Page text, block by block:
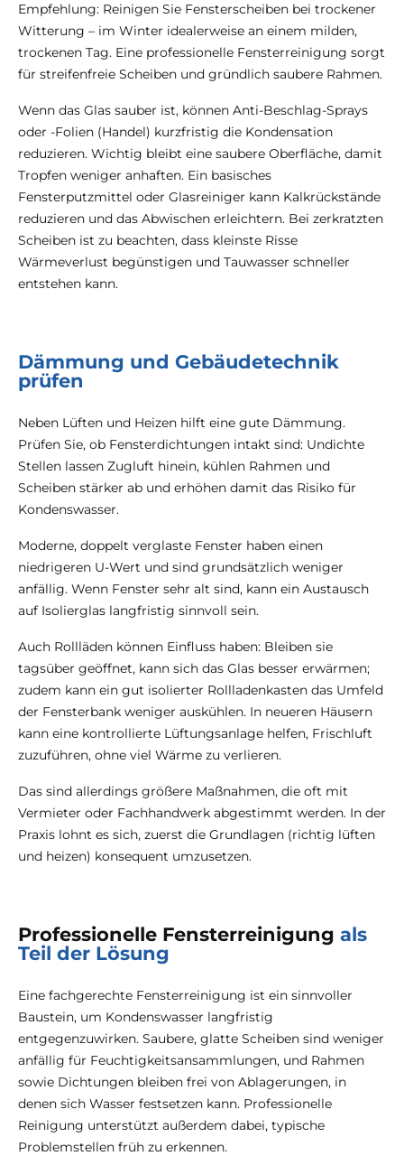
Empfehlung: Reinigen Sie Fensterscheiben bei trockener
Witterung – im Winter idealerweise an einem milden,
trockenen Tag. Eine professionelle Fensterreinigung sorgt
für streifenfreie Scheiben und gründlich saubere Rahmen.
Wenn das Glas sauber ist, können Anti-Beschlag-Sprays
oder -Folien (Handel) kurzfristig die Kondensation
reduzieren. Wichtig bleibt eine saubere Oberfläche, damit
Tropfen weniger anhaften. Ein basisches
Fensterputzmittel oder Glasreiniger kann Kalkrückstände
reduzieren und das Abwischen erleichtern. Bei zerkratzten
Scheiben ist zu beachten, dass kleinste Risse
Wärmeverlust begünstigen und Tauwasser schneller
entstehen kann.
Dämmung und Gebäudetechnik
prüfen
Neben Lüften und Heizen hilft eine gute Dämmung.
Prüfen Sie, ob Fensterdichtungen intakt sind: Undichte
Stellen lassen Zugluft hinein, kühlen Rahmen und
Scheiben stärker ab und erhöhen damit das Risiko für
Kondenswasser.
Moderne, doppelt verglaste Fenster haben einen
niedrigeren U-Wert und sind grundsätzlich weniger
anfällig. Wenn Fenster sehr alt sind, kann ein Austausch
auf Isolierglas langfristig sinnvoll sein.
Auch Rollläden können Einfluss haben: Bleiben sie
tagsüber geöffnet, kann sich das Glas besser erwärmen;
zudem kann ein gut isolierter Rollladenkasten das Umfeld
der Fensterbank weniger auskühlen. In neueren Häusern
kann eine kontrollierte Lüftungsanlage helfen, Frischluft
zuzuführen, ohne viel Wärme zu verlieren.
Das sind allerdings größere Maßnahmen, die oft mit
Vermieter oder Fachhandwerk abgestimmt werden. In der
Praxis lohnt es sich, zuerst die Grundlagen (richtig lüften
und heizen) konsequent umzusetzen.
Professionelle Fensterreinigung als
Teil der Lösung
Eine fachgerechte Fensterreinigung ist ein sinnvoller
Baustein, um Kondenswasser langfristig
entgegenzuwirken. Saubere, glatte Scheiben sind weniger
anfällig für Feuchtigkeitsansammlungen, und Rahmen
sowie Dichtungen bleiben frei von Ablagerungen, in
denen sich Wasser festsetzen kann. Professionelle
Reinigung unterstützt außerdem dabei, typische
Problemstellen früh zu erkennen.